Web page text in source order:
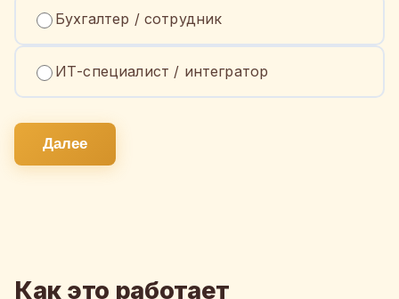
Бухгалтер / сотрудник
ИТ-специалист / интегратор
Далее
Как это работает